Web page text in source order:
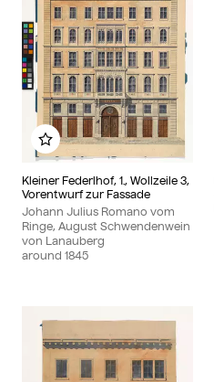
Kleiner Federlhof, 1., Wollzeile 3,
Vorentwurf zur Fassade
Johann Julius Romano vom
Ringe, August Schwendenwein
von Lanauberg
around 1845
Add to my album